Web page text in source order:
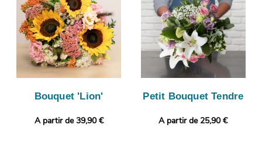
Bouquet 'Lion'
A partir de 39,90 €
Petit Bouquet Tendre
A partir de 25,90 €